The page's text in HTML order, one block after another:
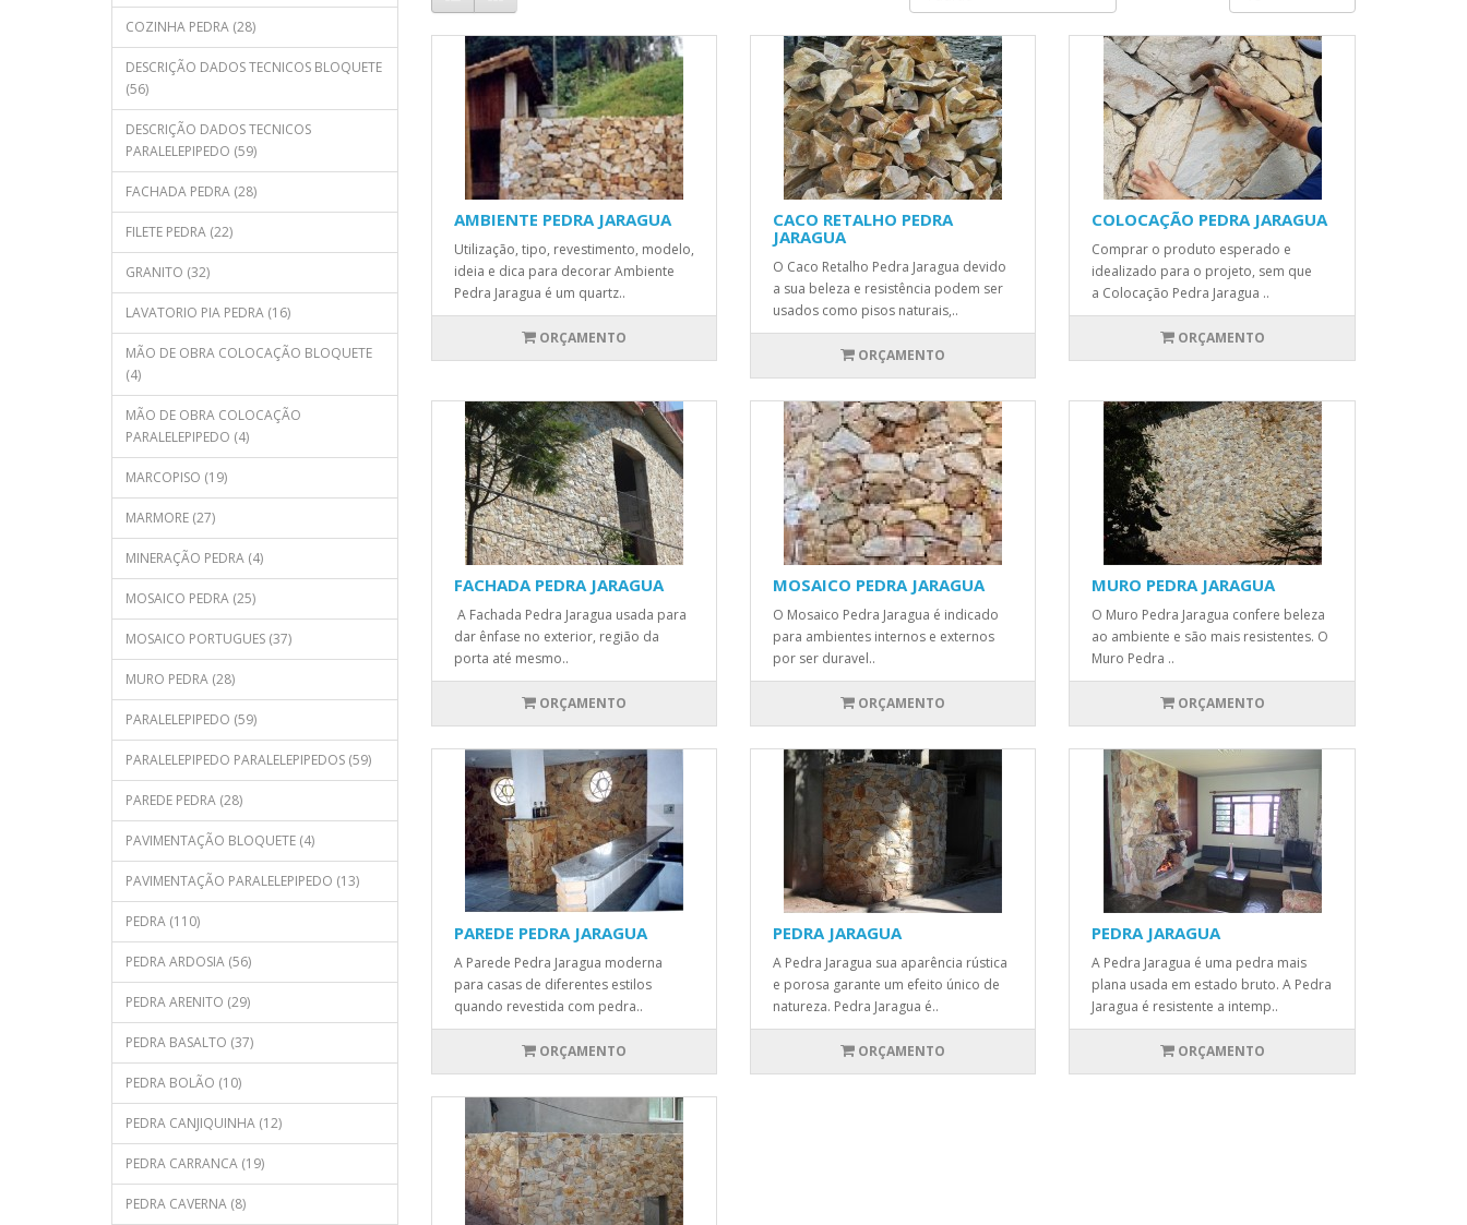
COZINHA PEDRA (28)
DESCRIÇÃO DADOS TECNICOS BLOQUETE
(56)
DESCRIÇÃO DADOS TECNICOS
PARALELEPIPEDO (59)
FACHADA PEDRA (28)
FILETE PEDRA (22)
GRANITO (32)
LAVATORIO PIA PEDRA (16)
MÃO DE OBRA COLOCAÇÃO BLOQUETE
(4)
MÃO DE OBRA COLOCAÇÃO
PARALELEPIPEDO (4)
MARCOPISO (19)
MARMORE (27)
MINERAÇÃO PEDRA (4)
MOSAICO PEDRA (25)
MOSAICO PORTUGUES (37)
MURO PEDRA (28)
PARALELEPIPEDO (59)
PARALELEPIPEDO PARALELEPIPEDOS (59)
PAREDE PEDRA (28)
PAVIMENTAÇÃO BLOQUETE (4)
PAVIMENTAÇÃO PARALELEPIPEDO (13)
PEDRA (110)
PEDRA ARDOSIA (56)
PEDRA ARENITO (29)
PEDRA BASALTO (37)
PEDRA BOLÃO (10)
PEDRA CANJIQUINHA (12)
PEDRA CARRANCA (19)
PEDRA CAVERNA (8)
AMBIENTE PEDRA JARAGUA
Utilização, tipo, revestimento, modelo,
ideia e dica para decorar Ambiente
Pedra Jaragua é um quartz..
ORÇAMENTO
CACO RETALHO PEDRA
JARAGUA
O Caco Retalho Pedra Jaragua devido
a sua beleza e resistência podem ser
usados como pisos naturais,..
ORÇAMENTO
COLOCAÇÃO PEDRA JARAGUA
Comprar o produto esperado e
idealizado para o projeto, sem que
a Colocação Pedra Jaragua ..
ORÇAMENTO
FACHADA PEDRA JARAGUA
A Fachada Pedra Jaragua usada para
dar ênfase no exterior, região da
porta até mesmo..
ORÇAMENTO
MOSAICO PEDRA JARAGUA
O Mosaico Pedra Jaragua é indicado
para ambientes internos e externos
por ser duravel..
ORÇAMENTO
MURO PEDRA JARAGUA
O Muro Pedra Jaragua confere beleza
ao ambiente e são mais resistentes. O
Muro Pedra ..
ORÇAMENTO
PAREDE PEDRA JARAGUA
A Parede Pedra Jaragua moderna
para casas de diferentes estilos
quando revestida com pedra..
ORÇAMENTO
PEDRA JARAGUA
A Pedra Jaragua sua aparência rústica
e porosa garante um efeito único de
natureza. Pedra Jaragua é..
ORÇAMENTO
PEDRA JARAGUA
A Pedra Jaragua é uma pedra mais
plana usada em estado bruto. A Pedra
Jaragua é resistente a intemp..
ORÇAMENTO